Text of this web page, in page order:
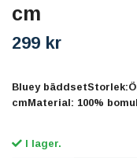
cm
299 kr
Bluey
cmMaterial: 100%
I lager.